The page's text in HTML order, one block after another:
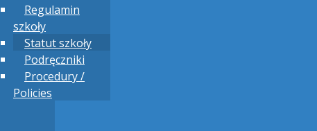
Regulamin
szkoły
Statut szkoły
Podręczniki
Procedury /
Policies